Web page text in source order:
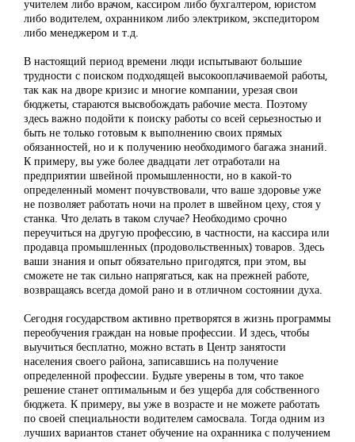
учителем либо врачом, кассиром либо бухгалтером, юристом
либо водителем, охранником либо электриком, экспедитором
либо менеджером и т.д.
В настоящий период времени люди испытывают большие
трудности с поиском подходящей высокооплачиваемой работы,
так как на дворе кризис и многие компании, урезая свои
бюджеты, стараются высвобождать рабочие места. Поэтому
здесь важно подойти к поиску работы со всей серьезностью и
быть не только готовым к выполнению своих прямых
обязанностей, но и к получению необходимого багажа знаний.
К примеру, вы уже более двадцати лет отработали на
предприятии швейной промышленности, но в какой-то
определенный момент почувствовали, что ваше здоровье уже
не позволяет работать ночи на пролет в швейном цеху, стоя у
станка. Что делать в таком случае? Необходимо срочно
переучиться на другую профессию, в частности, на кассира или
продавца промышленных (продовольственных) товаров. Здесь
ваши знания и опыт обязательно пригодятся, при этом, вы
сможете не так сильно напрягаться, как на прежней работе,
возвращаясь всегда домой рано и в отличном состоянии духа.
Сегодня государством активно претворятся в жизнь программы
переобучения граждан на новые профессии. И здесь, чтобы
выучиться бесплатно, можно встать в Центр занятости
населения своего района, записавшись на получение
определенной профессии. Будьте уверены в том, что такое
решение станет оптимальным и без ущерба для собственного
бюджета. К примеру, вы уже в возрасте и не можете работать
по своей специальности водителем самосвала. Тогда одним из
лучших вариантов станет обучение на охранника с получением